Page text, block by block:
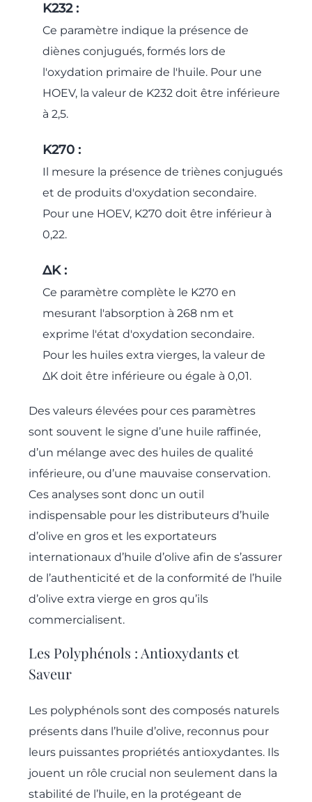
K232 :
Ce paramètre indique la présence de
diènes conjugués, formés lors de
l'oxydation primaire de l'huile. Pour une
HOEV, la valeur de K232 doit être inférieure
à 2,5.
K270 :
Il mesure la présence de triènes conjugués
et de produits d'oxydation secondaire.
Pour une HOEV, K270 doit être inférieur à
0,22.
ΔK :
Ce paramètre complète le K270 en
mesurant l'absorption à 268 nm et
exprime l'état d'oxydation secondaire.
Pour les huiles extra vierges, la valeur de
ΔK doit être inférieure ou égale à 0,01.
Des valeurs élevées pour ces paramètres
sont souvent le signe d’une huile raffinée,
d’un mélange avec des huiles de qualité
inférieure, ou d’une mauvaise conservation.
Ces analyses sont donc un outil
indispensable pour les distributeurs d’huile
d’olive en gros et les exportateurs
internationaux d’huile d’olive afin de s’assurer
de l’authenticité et de la conformité de l’huile
d’olive extra vierge en gros qu’ils
commercialisent.
Les Polyphénols : Antioxydants et
Saveur
Les polyphénols sont des composés naturels
présents dans l’huile d’olive, reconnus pour
leurs puissantes propriétés antioxydantes. Ils
jouent un rôle crucial non seulement dans la
stabilité de l’huile, en la protégeant de